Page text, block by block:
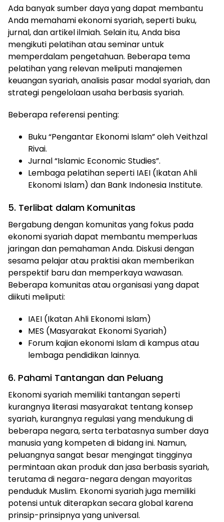
Ada banyak sumber daya yang dapat membantu
Anda memahami ekonomi syariah, seperti buku,
jurnal, dan artikel ilmiah. Selain itu, Anda bisa
mengikuti pelatihan atau seminar untuk
memperdalam pengetahuan. Beberapa tema
pelatihan yang relevan meliputi manajemen
keuangan syariah, analisis pasar modal syariah, dan
strategi pengelolaan usaha berbasis syariah.
Beberapa referensi penting:
Buku “Pengantar Ekonomi Islam” oleh Veithzal
Rivai.
Jurnal “Islamic Economic Studies”.
Lembaga pelatihan seperti IAEI (Ikatan Ahli
Ekonomi Islam) dan Bank Indonesia Institute.
5. Terlibat dalam Komunitas
Bergabung dengan komunitas yang fokus pada
ekonomi syariah dapat membantu memperluas
jaringan dan pemahaman Anda. Diskusi dengan
sesama pelajar atau praktisi akan memberikan
perspektif baru dan memperkaya wawasan.
Beberapa komunitas atau organisasi yang dapat
diikuti meliputi:
IAEI (Ikatan Ahli Ekonomi Islam)
MES (Masyarakat Ekonomi Syariah)
Forum kajian ekonomi Islam di kampus atau
lembaga pendidikan lainnya.
6. Pahami Tantangan dan Peluang
Ekonomi syariah memiliki tantangan seperti
kurangnya literasi masyarakat tentang konsep
syariah, kurangnya regulasi yang mendukung di
beberapa negara, serta terbatasnya sumber daya
manusia yang kompeten di bidang ini. Namun,
peluangnya sangat besar mengingat tingginya
permintaan akan produk dan jasa berbasis syariah,
terutama di negara-negara dengan mayoritas
penduduk Muslim. Ekonomi syariah juga memiliki
potensi untuk diterapkan secara global karena
prinsip-prinsipnya yang universal.